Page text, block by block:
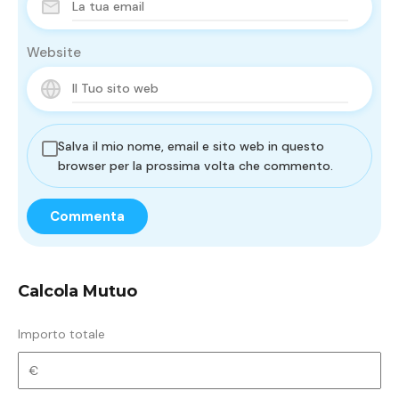
Website
Salva il mio nome, email e sito web in questo
browser per la prossima volta che commento.
Calcola Mutuo
Importo totale